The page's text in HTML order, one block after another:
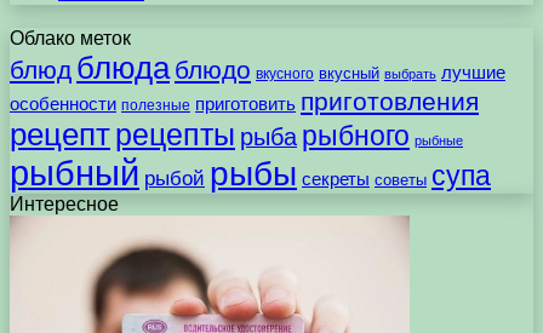
Облако меток
блюд блюда блюдо вкусного вкусный выбрать лучшие
особенности полезные приготовить приготовления
рецептрецепты рыба рыбного рыбные
рыбный рыбой рыбы секреты советы супа
Интересное